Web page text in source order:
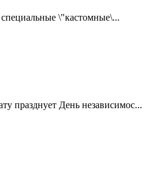
\"кастомные\...
празднует День независимос...